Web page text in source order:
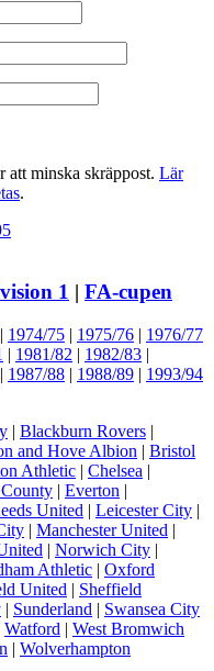
att minska skräppost. Lär
.
1 | FA-cupen
| 1974/75 | 1975/76 | 1976/77
| 1981/82 | 1982/83 |
| 1987/88 | 1988/89 | 1993/94
| Blackburn Rovers |
and Hove Albion | Bristol
Athletic | Chelsea |
| Everton |
United | Leicester City |
| Manchester United |
| Norwich City |
Athletic | Oxford
United | Sheffield
| Sunderland | Swansea City
Watford | West Bromwich
| Wolverhampton